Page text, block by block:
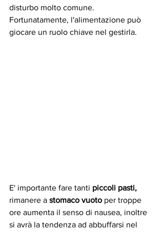
disturbo molto comune.
Fortunatamente, l'alimentazione può
giocare un ruolo chiave nel gestirla.
E' importante fare tanti piccoli pasti,
rimanere a stomaco vuoto per troppe
ore aumenta il senso di nausea, inoltre
si avrà la tendenza ad abbuffarsi nel